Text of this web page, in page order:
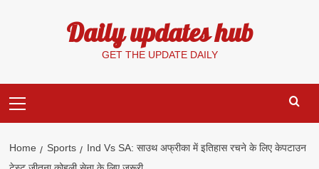
Daily updates hub
GET THE UPDATE DAILY
Menu
Home Sports
Ind Vs SA: साउथ अफ्रीका में इतिहास रचने के लिए केपटाउन